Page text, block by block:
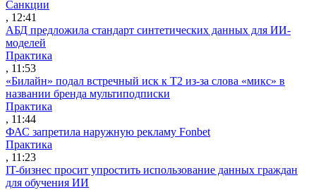
Санкции
, 12:41
АБД предложила стандарт синтетических данных для ИИ-
моделей
Практика
, 11:53
«Билайн» подал встречный иск к Т2 из-за слова «микс» в
названии бренда мультиподписки
Практика
, 11:44
ФАС запретила наружную рекламу Fonbet
Практика
, 11:23
IT-бизнес просит упростить использование данных граждан
для обучения ИИ